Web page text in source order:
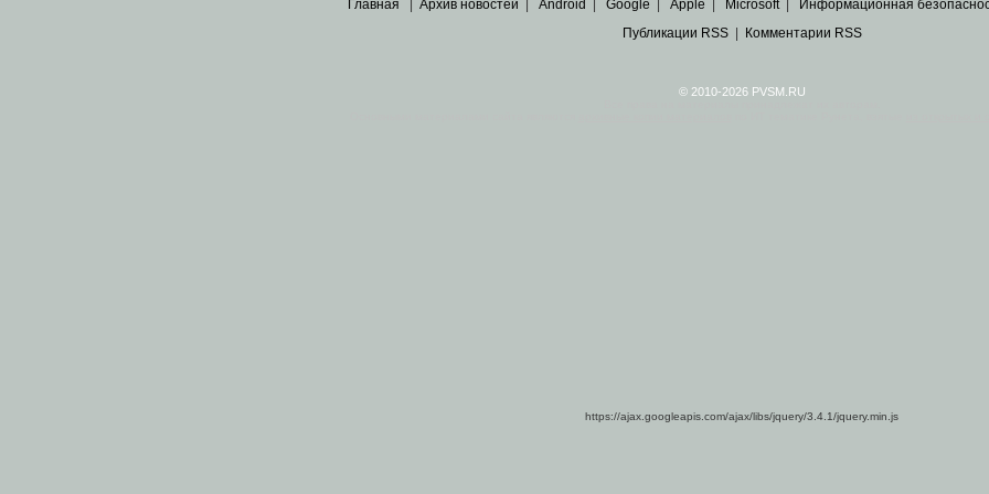
Главная Архив новостей Android Google Apple Microsoft| Информационная
Публикации RSS| Комментарии RSS
© 2010-2026 PVSM.RU
https://ajax.googleapis.com/ajax/libs/jquery/3.4.1/jquery.min.js